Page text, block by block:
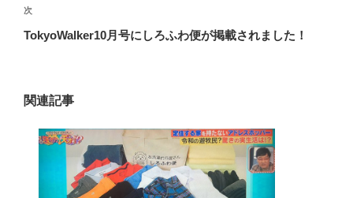
ゲ
ー
ン
稿
次
の
次
TokyoWalker10月号にしろふわ便が掲載されました！
関連記事